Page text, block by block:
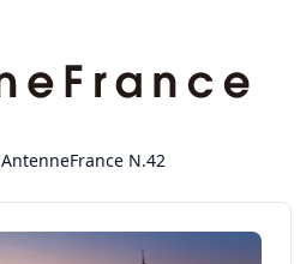
AntenneFrance N.42